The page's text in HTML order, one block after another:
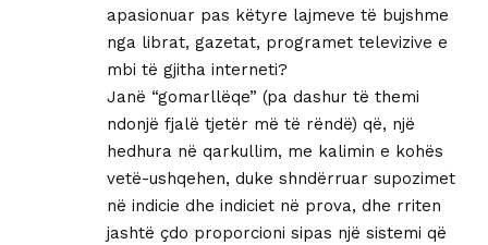
apasionuar pas këtyre lajmeve të bujshme
nga librat, gazetat, programet televizive e
mbi të gjitha interneti?
Janë “gomarllëqe” (pa dashur të themi
ndonjë fjalë tjetër më të rëndë) që, një
hedhura në qarkullim, me kalimin e kohës
vetë-ushqehen, duke shndërruar supozimet
në indicie dhe indiciet në prova, dhe rriten
jashtë çdo proporcioni sipas një sistemi që